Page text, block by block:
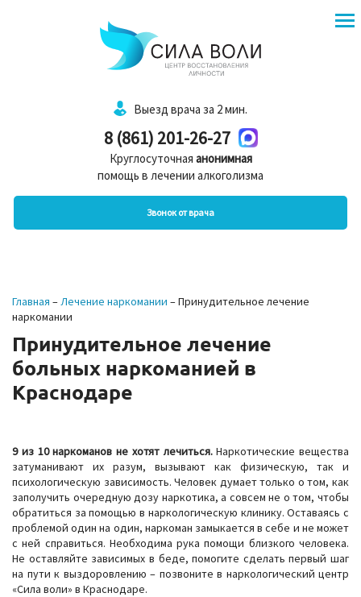
Выезд врача за 2 мин.
8 (861) 201-26-27
Круглосуточная анонимная
помощь в лечении алкоголизма
Звонок от врача
Главная –Лечение наркомании –Принудительное лечение
наркомании
Принудительное лечение
больных наркоманией в
Краснодаре
9 из 10 наркоманов не хотят лечиться.Наркотические вещества
затуманивают их разум, вызывают как физическую, так и
психологическую зависимость. Человек думает только о том, как
заполучить очередную дозу наркотика, а совсем не о том, чтобы
обратиться за помощью в наркологическую клинику. Оставаясь с
проблемой один на один, наркоман замыкается в себе и не может
с ней справиться. Необходима рука помощи близкого человека.
Не оставляйте зависимых в беде, помогите сделать первый шаг
на пути к выздоровлению – позвоните в наркологический центр
«Сила воли» в Краснодаре.